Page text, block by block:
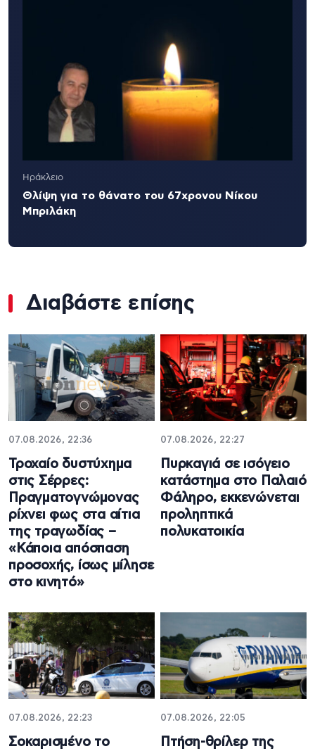
Ηράκλειο
Θλίψη για το θάνατο του 67χρονου Νίκου
Μπριλάκη
Διαβάστε επίσης
07.08.2026, 22:36
Τροχαίο δυστύχημα
στις Σέρρες:
Πραγματογνώμονας
ρίχνει φως στα αίτια
της τραγωδίας –
«Κάποια απόσπαση
προσοχής, ίσως μίλησε
στο κινητό»
07.08.2026, 22:27
Πυρκαγιά σε ισόγειο
κατάστημα στο Παλαιό
Φάληρο, εκκενώνεται
προληπτικά
πολυκατοικία
07.08.2026, 22:23
Σοκαρισμένο το
07.08.2026, 22:05
Πτήση-θρίλερ της